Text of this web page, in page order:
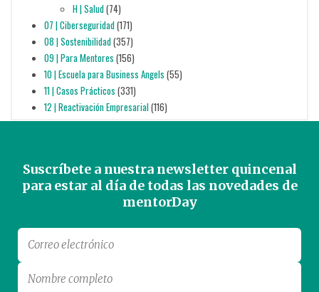
H | Salud(74)
07 | Ciberseguridad(171)
08 | Sostenibilidad(357)
09 | Para Mentores (156)
10 | Escuela para Business Angels (55)
11 | Casos Prácticos (331)
12 | Reactivación Empresarial(116)
Suscríbete a nuestra newsletter quincenal
para estar al día de todas las novedades de
mentorDay